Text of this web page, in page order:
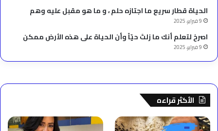
الحياة قطار سريع ما اجتازه حلم ، و ما هو مقبل عليه وهم
9 فبراير، 2025
‫اصرخ لتعلم أنك ما زلتَ حيّاً وأن الحياة على هذه الأرض ممكن
9 فبراير، 2025
الأكثر قراءه